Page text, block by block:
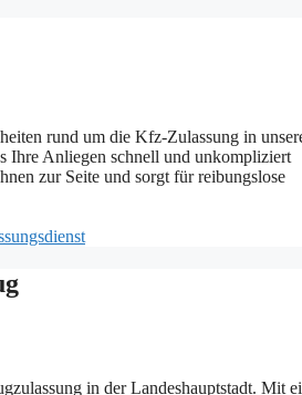
rund um die Kfz-Zulassung in
Ihre Anliegen schnell und unkompliziert
zur Seite und sorgt für reibungslose
in der Landeshauptstadt. Mit